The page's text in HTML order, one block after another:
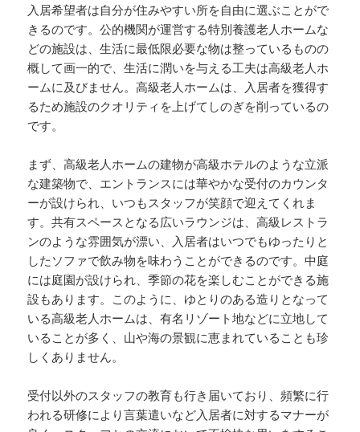
入居希望者は自分が住みやすい所を自由に選ぶことがで
きるのです。公的機関が運営する特別養護老人ホームな
どの施設は、生活に最低限必要な物は整っているものの
概して画一的で、生活に潤いを与える工夫は高級老人ホ
ームに及びません。高級老人ホームは、入居者を獲得す
るため施設のクオリティを上げてしのぎを削っているの
です。
まず、高級老人ホームの建物が高級ホテルのような立派
な建築物で、エントランスには華やかな受付のカウンタ
ーが設けられ、いつもスタッフが笑顔で迎えてくれま
す。共有スペースとなる広いラウンジは、高級レストラ
ンのような雰囲気が漂い、入居者はいつでもゆったりと
したソファで飲み物を味わうことができるのです。中庭
には庭園が設けられ、季節の花を楽しむことができる施
設もあります。このように、ゆとりのある造りとなって
いる高級老人ホームは、有名リゾート地などに立地して
いることが多く、山や海の景観に恵まれていることも珍
しくありません。
受付以外のスタッフの教育も行き届いており、頻繁に行
われる研修により言葉遣いなど入居者に対するマナーが